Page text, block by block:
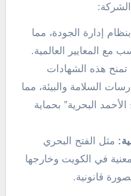
إدارة الجودة، مما
مع المعايير العالمية.
تمنح هذه الشهادات
السلامة والبيئة، مما
البحرية” بحماية
مثل الفتح البحري
في الكويت وخارجها
قانونية.